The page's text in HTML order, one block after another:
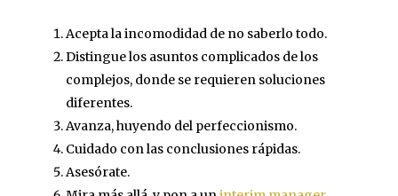
Acepta la incomodidad de no saberlo todo.
Distingue los asuntos complicados de los
complejos, donde se requieren soluciones
diferentes.
Avanza, huyendo del perfeccionismo.
Cuidado con las conclusiones rápidas.
Asesórate.